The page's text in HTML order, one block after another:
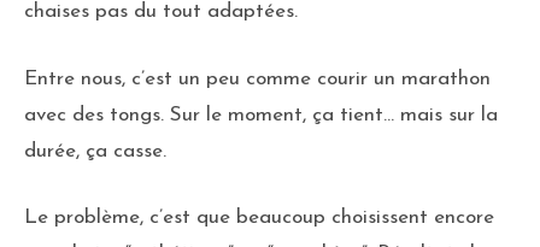
chaises pas du tout adaptées.
Entre nous, c’est un peu comme courir un marathon
avec des tongs. Sur le moment, ça tient… mais sur la
durée, ça casse.
Le problème, c’est que beaucoup choisissent encore